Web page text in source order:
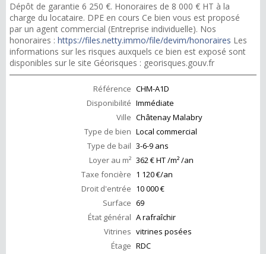
Dépôt de garantie 6 250 €. Honoraires de 8 000 € HT à la
charge du locataire. DPE en cours Ce bien vous est proposé
par un agent commercial (Entreprise individuelle). Nos
honoraires : https://files.netty.immo/file/devim/honoraires Les
informations sur les risques auxquels ce bien est exposé sont
disponibles sur le site Géorisques : georisques.gouv.fr
Référence CHM-A1D
Disponibilité Immédiate
Ville Châtenay Malabry
Type de bien Local commercial
Type de bail 3-6-9 ans
Loyer au m² 362 € HT /m² /an
Taxe foncière 1 120 €/an
Droit d'entrée 10 000 €
Surface 69
État général A rafraîchir
Vitrines vitrines posées
Étage RDC